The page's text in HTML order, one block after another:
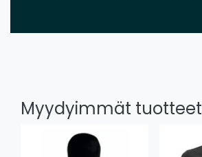
Myydyimmät tuotteet